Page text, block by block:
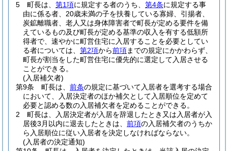
5
町長は、 第1項に規定する者のうち、 第4条に規定する事
由に係る者、20歳未満の子を扶養している寡婦、引揚者、
炭鉱離職者、老人又は身体障害者で町長が定める要件を備
えているもの及び町長が定める基準の収入を有する低額所
得者で、速やかに町営住宅に入居することを必要としてい
る者については、 第2項から前項までの規定にかかわらず、
町長が割当をした町営住宅に優先的に選定して入居させる
ことができる。
(入居補欠者)
第9条
町長は、 前条の規定に基づいて入居者を選考する場合
において、入居決定者のほか補欠として入居順位を定めて
必要と認める数の入居補欠者を定めることができる。
2
町長は、入居決定者が入居を辞退したとき又は入居者が入
居後3月以内に退去したときは、 前項の入居補欠者のうちか
ら入居順位に従い入居者を決定しなければならない。
(入居者の決定通知)